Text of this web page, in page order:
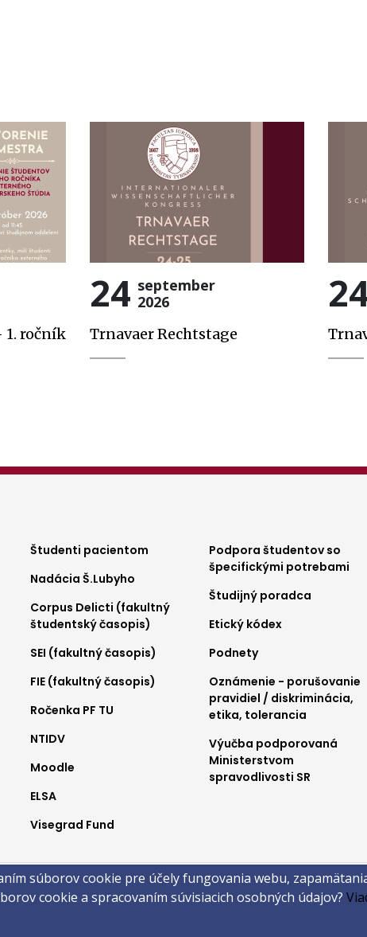
1. ročník
24 september
2026
Trnavaer Rechtstage
Footer
menu
2
Študenti pacientom
Nadácia Š.Lubyho
Corpus Delicti (fakultný
študentský časopis)
SEI (fakultný časopis)
FIE (fakultný časopis)
Ročenka PF TU
NTIDV
Moodle
ELSA
Visegrad Fund
Footer
menu
3
Podpora študentov so
špecifickými potrebami
Študijný poradca
Etický kódex
Podnety
Oznámenie - porušovanie
pravidiel / diskriminácia,
etika, tolerancia
Výučba podporovaná
Ministerstvom
spravodlivosti SR
podpora Vyhlásenie o prístupnosti Cookies
súborov cookie pre účely fungovania webu,
cookie a spracovaním súvisiacich osobných údajov?